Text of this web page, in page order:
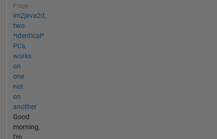
Frage
im2java2d,
two
*identical*
PCs,
works
on
one
not
on
another
Good
morning,
I'm